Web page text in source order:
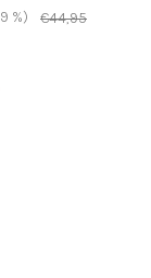
€44,95
%)